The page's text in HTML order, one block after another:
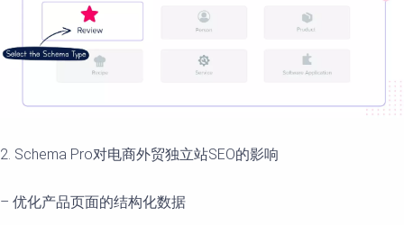
2. Schema Pro对电商外贸独立站SEO的影响
– 优化产品页面的结构化数据